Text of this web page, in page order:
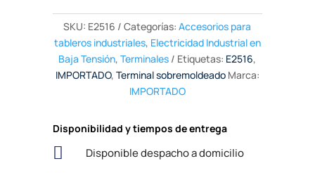
SKU: E2516 Categorías:Accesorios para
tableros industriales, Electricidad Industrial en
Baja Tensión,Terminales Etiquetas: E2516,
IMPORTADO, Terminal sobremoldeado Marca:
IMPORTADO
Disponibilidad y tiempos de entrega
 Disponible despacho a domicilio